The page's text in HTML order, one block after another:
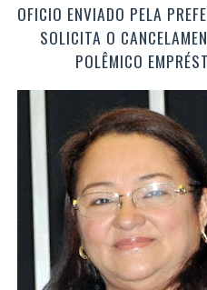
OFICIO ENVIADO PELA
SOLICITA O
POLÊMICO